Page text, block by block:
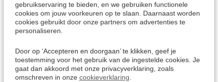
gebruikservaring te bieden, en we gebruiken functionele
cookies om jouw voorkeuren op te slaan. Daarnaast worden
cookies gebruikt door onze partners om advertenties te
personaliseren.
Door op ‘Accepteren en doorgaan’ te klikken, geef je
toestemming voor het gebruik van de ingestelde cookies. Je
gaat dan akkoord met onze privacyverklaring, zoals
omschreven in onze cookieverklaring.
Zie de nieuwe editie: Frans leren zonder
Assimil Frans zonder moeite - Superpack